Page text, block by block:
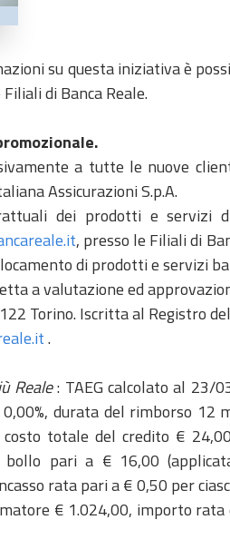
su questa iniziativa è
di Banca Reale.
a tutte le nuove
Assicurazioni S.p.A.
dei prodotti e servizi
, presso le Filiali di
di prodotti e servizi
a valutazione ed
Torino. Iscritta al Registro
.
Reale: TAEG calcolato al 23/
durata del rimborso 12
totale del credito €
pari a € 16,00
rata pari a € 0,50 per
€ 1.024,00, importo